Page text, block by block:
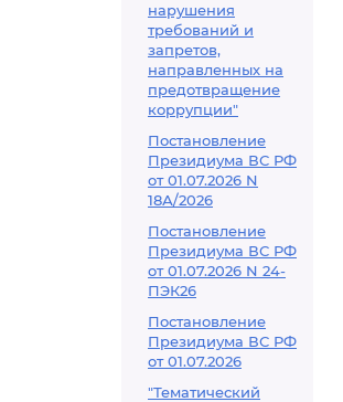
нарушения
требований и
запретов,
направленных на
предотвращение
коррупции"
Постановление
Президиума ВС РФ
от 01.07.2026 N
18А/2026
Постановление
Президиума ВС РФ
от 01.07.2026 N 24-
ПЭК26
Постановление
Президиума ВС РФ
от 01.07.2026
"Тематический